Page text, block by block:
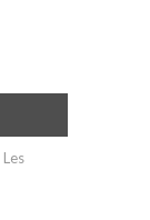
Les